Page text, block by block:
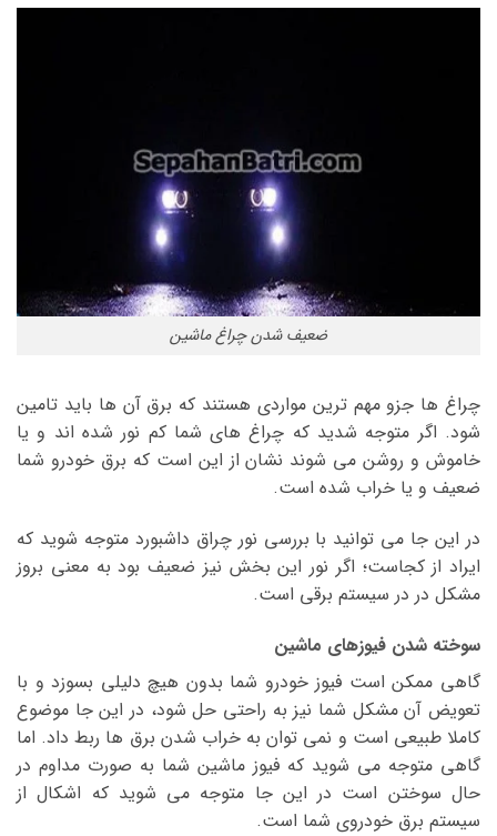
ضعیف شدن چراغ ماشین
چراغ ها جزو مهم ترین مواردی هستند که برق آن ها باید تامین
شود. اگر متوجه شدید که چراغ های شما کم نور شده اند و یا
خاموش و روشن می شوند نشان از این است که برق خودرو شما
ضعیف و یا خراب شده است.
در این جا می توانید با بررسی نور چراق داشبورد متوجه شوید که
ایراد از کجاست؛ اگر نور این بخش نیز ضعیف بود به معنی بروز
مشکل در در سیستم برقی است.
سوخته شدن فیوزهای ماشین
گاهی ممکن است فیوز خودرو شما بدون هیچ دلیلی بسوزد و با
تعویض آن مشکل شما نیز به راحتی حل شود، در این جا موضوع
کاملا طبیعی است و نمی توان به خراب شدن برق ها ربط داد. اما
گاهی متوجه می شوید که فیوز ماشین شما به صورت مداوم در
حال سوختن است در این جا متوجه می شوید که اشکال از
سیستم برق خودروی شما است.